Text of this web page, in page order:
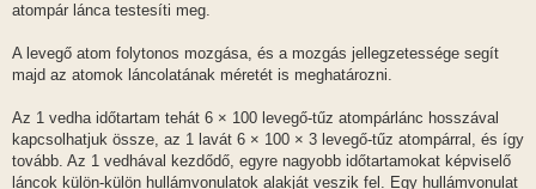
atompár lánca testesíti meg.
A levegő atom folytonos mozgása, és a mozgás jellegzetessége segít
majd az atomok láncolatának méretét is meghatározni.
Az 1 vedha időtartam tehát 6 × 100 levegő-tűz atompárlánc hosszával
kapcsolhatjuk össze, az 1 lavát 6 × 100 × 3 levegő-tűz atompárral, és így
tovább. Az 1 vedhával kezdődő, egyre nagyobb időtartamokat képviselő
láncok külön-külön hullámvonulatok alakját veszik fel. Egy hullámvonulat